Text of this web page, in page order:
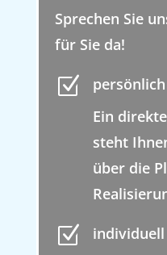
Sprechen Sie
für Sie da!
Z
persönlich
Ein
steht
über die
Z
individuell